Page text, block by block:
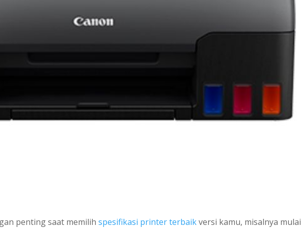
penting saat memilihspesifikasi printer terbaikversi kamu, misalnya mulai